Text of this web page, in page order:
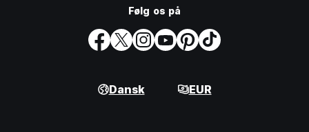
Følg os på
Dansk EUR